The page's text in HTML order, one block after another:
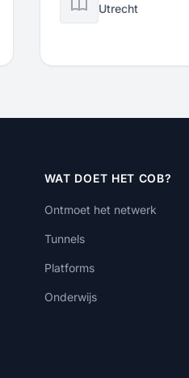
Utrecht
WAT DOET HET COB?
Ontmoet het netwerk
Tunnels
Platforms
Onderwijs